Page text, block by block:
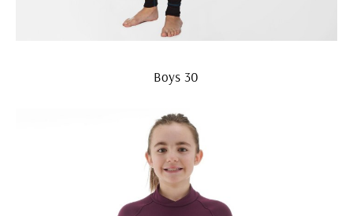
Boys 30